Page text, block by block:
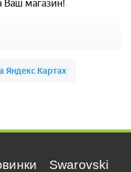
Swarovski